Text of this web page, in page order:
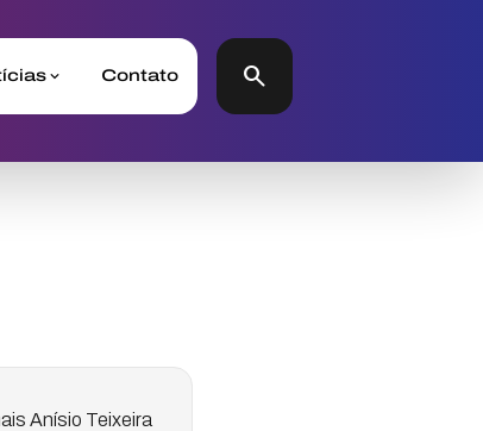
Contato search
Anísio Teixeira